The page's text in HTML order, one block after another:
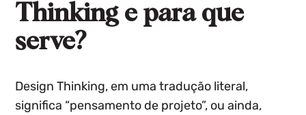
Thinking e para que
serve?
Design Thinking, em uma tradução literal,
significa “pensamento de projeto”, ou ainda,